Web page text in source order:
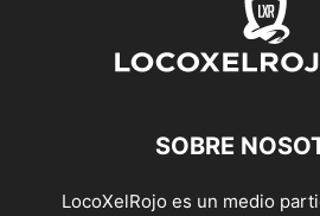
SOBRE
LocoXelRojo es un medio